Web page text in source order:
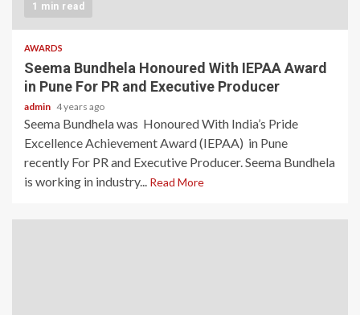
1 min read
AWARDS
Seema Bundhela Honoured With IEPAA Award
in Pune For PR and Executive Producer
admin 4 years ago
Seema Bundhela was Honoured With India’s Pride
Excellence Achievement Award (IEPAA) in Pune
recently For PR and Executive Producer. Seema Bundhela
is working in industry... Read More